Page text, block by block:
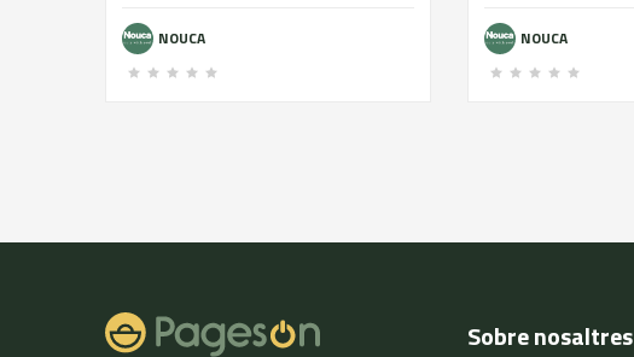
NOUCA NOUCA
Sobre nosaltres